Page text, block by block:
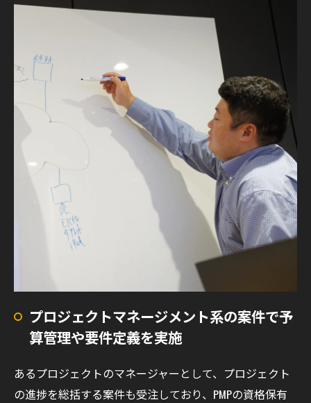
プロジェクトマネージメント系の案件で予
算管理や要件定義を実施
あるプロジェクトのマネージャーとして、プロジェクト
の進捗を総括する案件も受注しており、PMPの資格保有